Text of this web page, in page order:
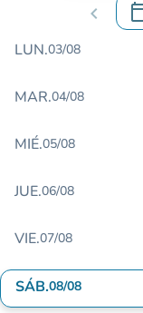
chevron_left .
LUN.03/08
MAR.04/08
MIÉ.05/08
JUE.06/08
VIE.07/08
SÁB.08/08